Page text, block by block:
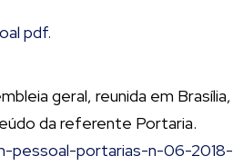
pdf.
geral, reunida em Brasília,
da referente Portaria.
pessoal-portarias-n-06-2018-